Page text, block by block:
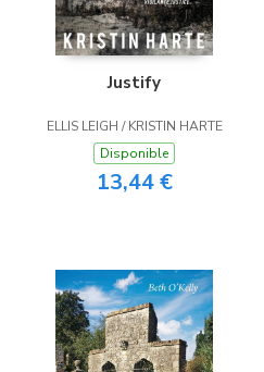
Justify
ELLIS LEIGH / KRISTIN HARTE
Disponible
13,44 €